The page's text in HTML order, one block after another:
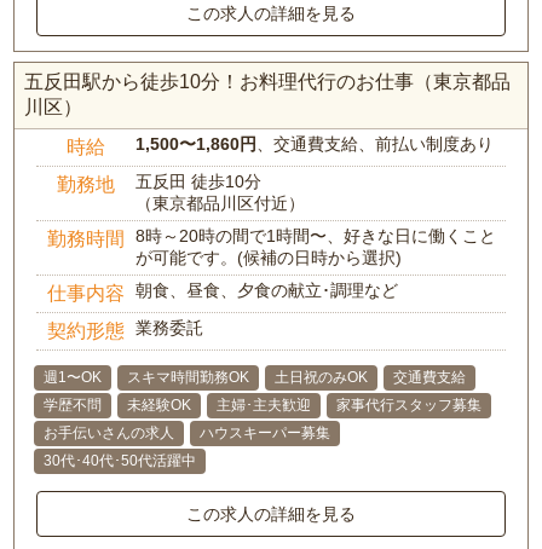
この求人の詳細を見る
五反田駅から徒歩10分！お料理代行のお仕事（東京都品
川区）
時給 1,500〜1,860円 、交通費支給、前払い制度あり
勤務地
五反田 徒歩10分
（東京都品川区付近）
勤務時間
8時～20時の間で1時間〜、好きな日に働くこと
が可能です。(候補の日時から選択)
仕事内容 朝食、昼食、夕食の献立･調理など
契約形態 業務委託
週1〜OK スキマ時間勤務OK 土日祝のみOK
交通費支給
学歴不問
未経験OK 主婦･主夫歓迎
家事代行スタッフ募集
お手伝いさんの求人
ハウスキーパー募集
30代･40代･50代活躍中
この求人の詳細を見る